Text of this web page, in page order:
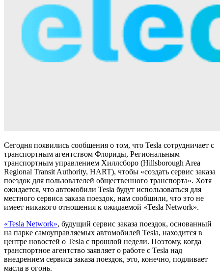
Сегодня появились сообщения о том, что Tesla сотрудничает с
транспортным агентством Флориды, Региональным
транспортным управлением Хиллсборо (Hillsborough Area
Regional Transit Authority, HART), чтобы «создать сервис заказа
поездок для пользователей общественного транспорта». Хотя
ожидается, что автомобили Tesla будут использоваться для
местного сервиса заказа поездок, нам сообщили, что это не
имеет никакого отношения к ожидаемой «Tesla Network».
«Tesla Network», будущий сервис заказа поездок, основанный
на парке самоуправляемых автомобилей Tesla, находится в
центре новостей о Tesla с прошлой недели. Поэтому, когда
транспортное агентство заявляет о работе с Tesla над
внедрением сервиса заказа поездок, это, конечно, подливает
масла в огонь.